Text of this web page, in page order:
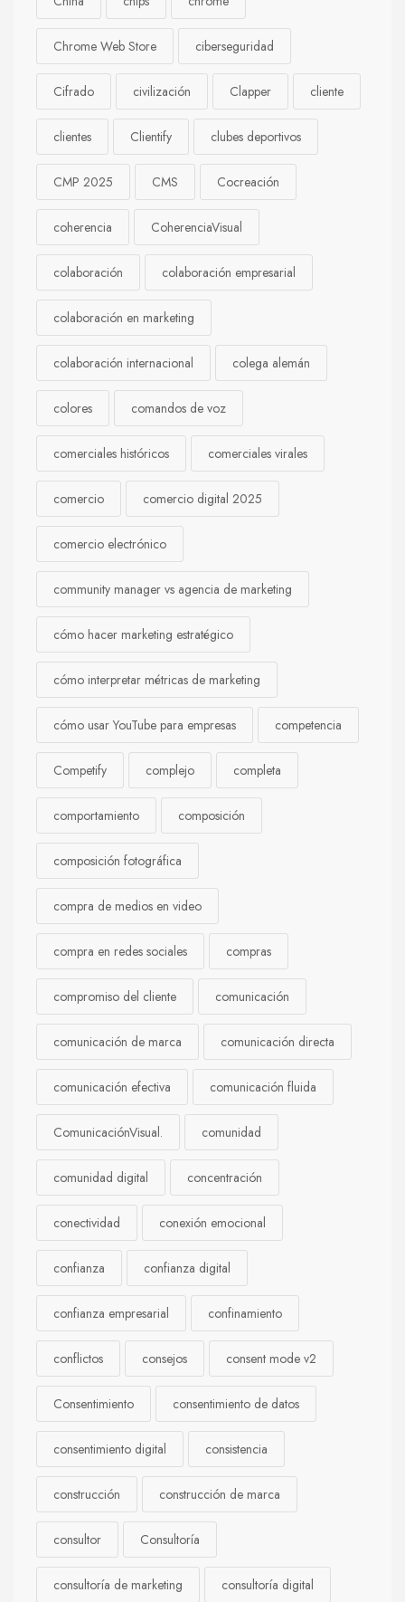
Chrome Web Store ciberseguridad
Cifrado civilización Clapper cliente
clientes Clientify clubes deportivos
CMP 2025 CMS Cocreación
coherencia CoherenciaVisual
colaboración colaboración empresarial
colaboración en marketing
colaboración internacional colega alemán
colores comandos de voz
comerciales históricos comerciales virales
comercio comercio digital 2025
comercio electrónico
community manager vs agencia de marketing
cómo hacer marketing estratégico
cómo interpretar métricas de marketing
cómo usar YouTube para empresas competencia
Competify complejo completa
comportamiento composición
composición fotográfica
compra de medios en video
compra en redes sociales compras
compromiso del cliente comunicación
comunicación de marca comunicación directa
comunicación efectiva comunicación fluida
ComunicaciónVisual. comunidad
comunidad digital concentración
conectividad conexión emocional
confianza confianza digital
confianza empresarial confinamiento
conflictos consejos consent mode v2
Consentimiento consentimiento de datos
consentimiento digital consistencia
construcción construcción de marca
consultor Consultoría
consultoría de marketing consultoría digital